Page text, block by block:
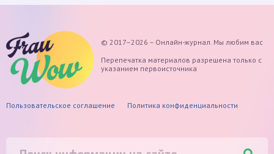
© 2017–2026 – Онлайн-журнал. Мы любим вас
Перепечатка материалов разрешена только с
указанием первоисточника
Пользовательское соглашение Политика конфиденциальности